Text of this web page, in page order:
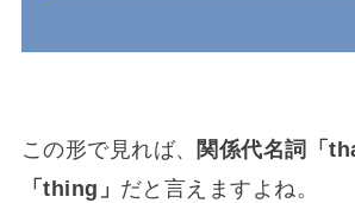
この形で見れば、 関係代名詞「
「thing」 だと言えますよね。